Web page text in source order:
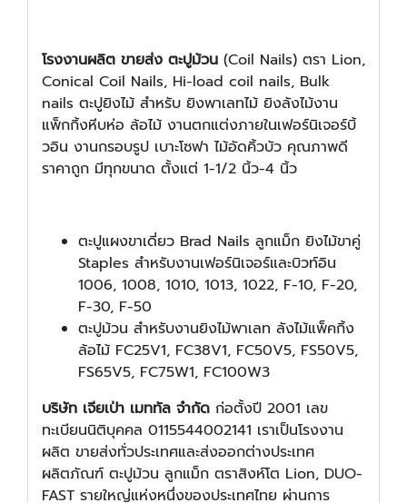
โรงงานผลิต ขายส่ง ตะปูม้วน (Coil Nails) ตรา Lion,
Conical Coil Nails, Hi-load coil nails, Bulk
nails ตะปูยิงไม้ สำหรับ ยิงพาเลทไม้ ยิงลังไม้งาน
แพ็กกิ้งหีบห่อ ล้อไม้ งานตกแต่งภายในเฟอร์นิเจอร์บิ้
วอิน งานกรอบรูป เบาะโซฟา ไม้อัดคิ้วบัว คุณภาพดี
ราคาถูก มีทุกขนาด ตั้งแต่ 1-1/2 นิ้ว-4 นิ้ว
ตะปูแผงขาเดี่ยว Brad Nails ลูกแม็ก ยิงไม้ขาคู่
Staples สำหรับงานเฟอร์นิเจอร์และบิวท์อิน
1006, 1008, 1010, 1013, 1022, F-10, F-20,
F-30, F-50
ตะปูม้วน สำหรับงานยิงไม้พาเลท ลังไม้แพ็คกิ้ง
ล้อไม้ FC25V1, FC38V1, FC50V5, FS50V5,
FS65V5, FC75W1, FC100W3
บริษัท เจียเป่า เมททัล จำกัด ก่อตั้งปี 2001 เลข
ทะเบียนนิติบุคคล 0115544002141 เราเป็นโรงงาน
ผลิต ขายส่งทั่วประเทศและส่งออกต่างประเทศ
ผลิตภัณฑ์ ตะปูม้วน ลูกแม็ก ตราสิงห์โต Lion, DUO-
FAST รายใหญ่แห่งหนึ่งของประเทศไทย ผ่านการ